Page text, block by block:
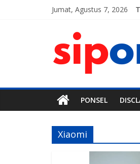
Jumat, Agustus 7, 2026
PONSEL
Xiaomi